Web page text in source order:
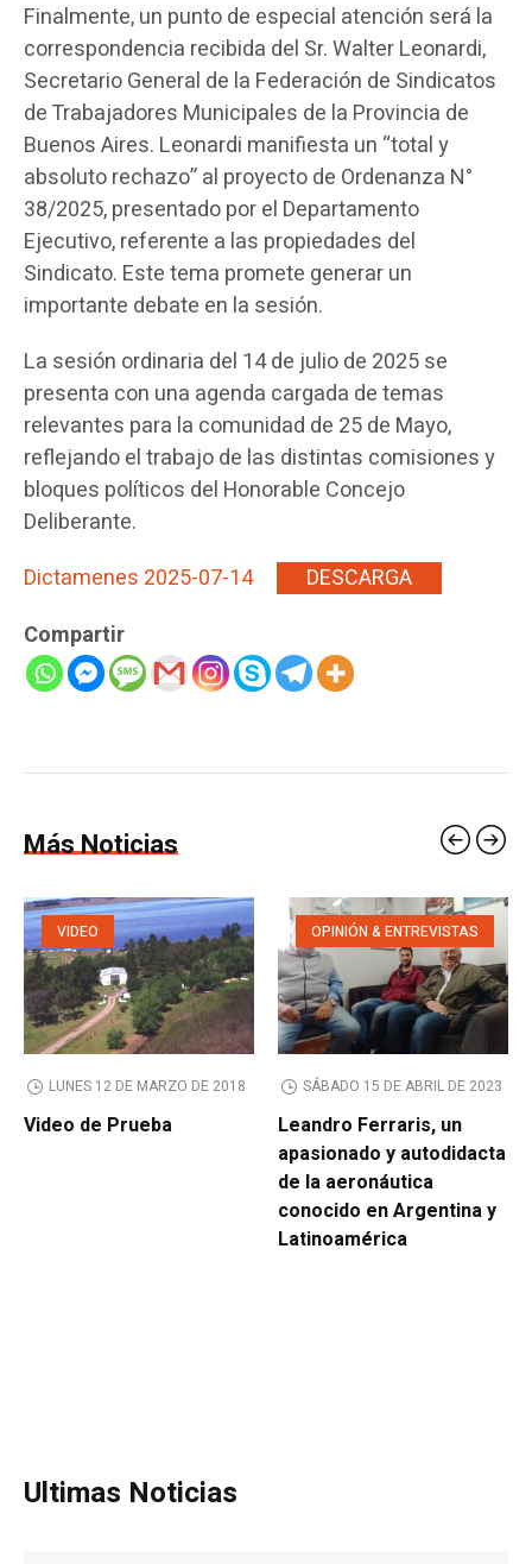
Finalmente, un punto de especial atención será la
correspondencia recibida del Sr. Walter Leonardi,
Secretario General de la Federación de Sindicatos
de Trabajadores Municipales de la Provincia de
Buenos Aires. Leonardi manifiesta un “total y
absoluto rechazo” al proyecto de Ordenanza N°
38/2025, presentado por el Departamento
Ejecutivo, referente a las propiedades del
Sindicato. Este tema promete generar un
importante debate en la sesión.
La sesión ordinaria del 14 de julio de 2025 se
presenta con una agenda cargada de temas
relevantes para la comunidad de 25 de Mayo,
reflejando el trabajo de las distintas comisiones y
bloques políticos del Honorable Concejo
Deliberante.
Dictamenes 2025-07-14
DESCARGA
Compartir
Más Noticias
VIDEO
LUNES 12 DE MARZO DE 2018
Video de Prueba
OPINIÓN & ENTREVISTAS
SÁBADO 15 DE ABRIL DE 2023
Leandro Ferraris, un
apasionado y autodidacta
de la aeronáutica
conocido en Argentina y
Latinoamérica
Ultimas Noticias